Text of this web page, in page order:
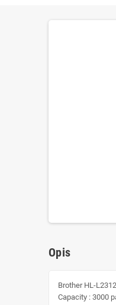
Opis
Brother HL-
Capacity : 3000